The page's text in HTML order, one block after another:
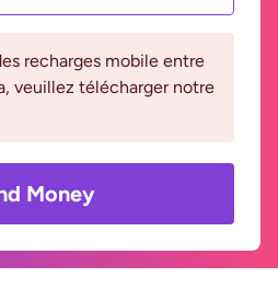
recharges mobile entre
veuillez télécharger notre
Money